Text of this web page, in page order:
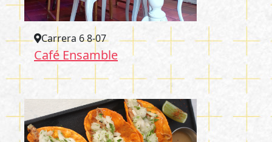
Carrera 6 8-07
Café Ensamble